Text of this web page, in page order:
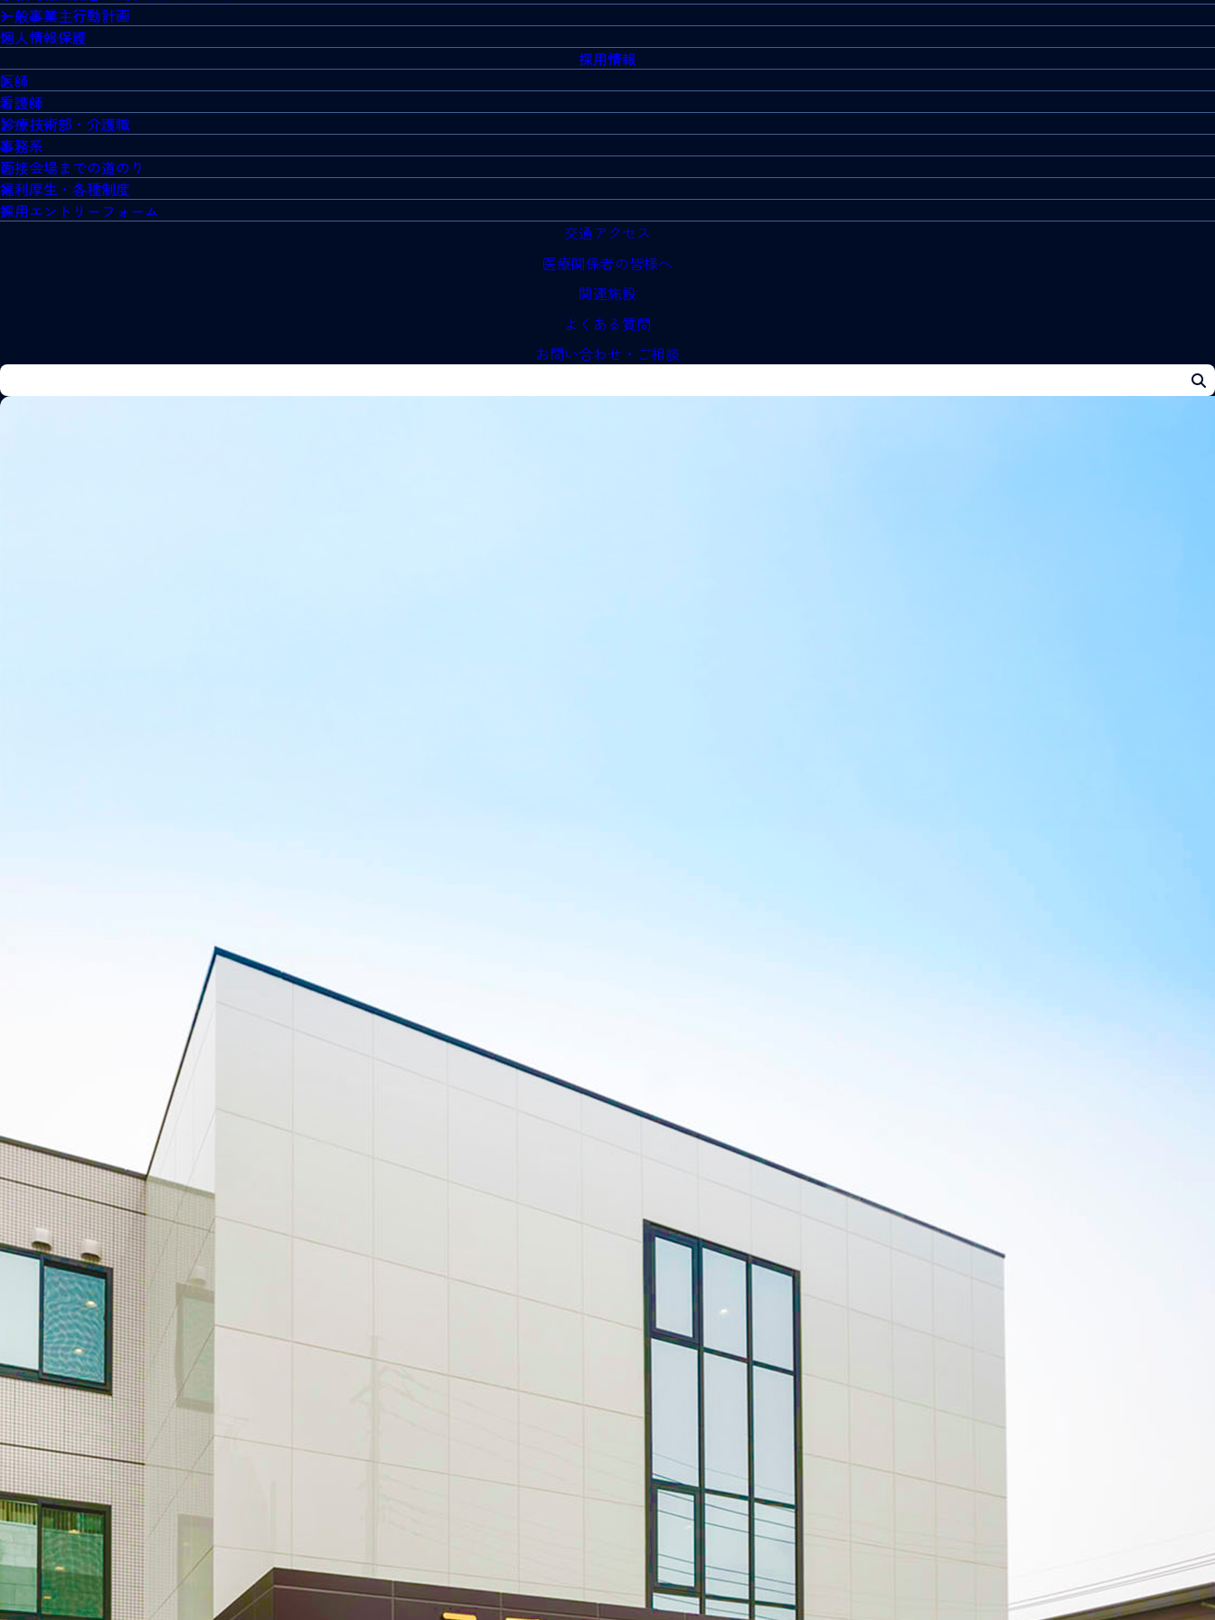
一般事業主行動計画
個人情報保護
採用情報
医師
看護師
診療技術部・介護職
事務系
面接会場までの道のり
福利厚生・各種制度
採用エントリーフォーム
交通アクセス
医療関係者の皆様へ
関連施設
よくある質問
お問い合わせ・ご相談